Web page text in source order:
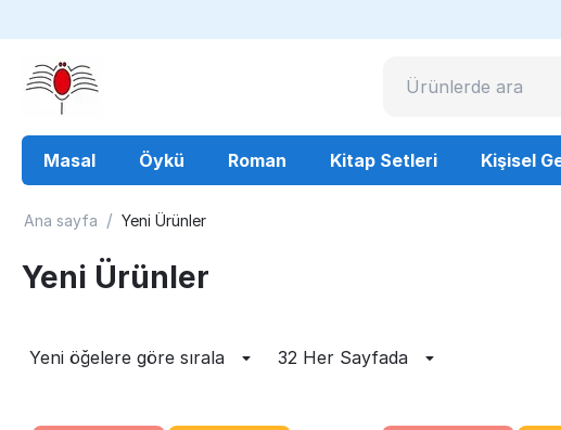
Masal Öykü Roman Kitap Setleri Kişisel
Ana sayfa / Yeni Ürünler
Yeni Ürünler
Yeni öğelere göre sırala 32 Her Sayfada